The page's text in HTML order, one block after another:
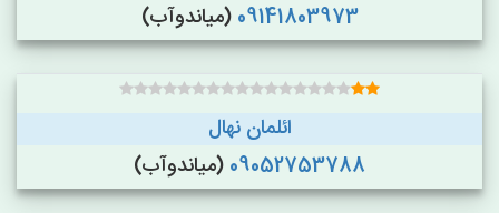
09141803973 (میاندوآب)
ائلمان نهال
09052753788 (میاندوآب)